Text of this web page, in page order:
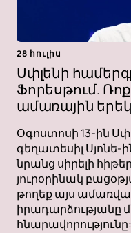
28 հուլիս
Սփլենի
Ֆորեսթում.
ամառային
Օգոստոսի 13-ին
գեղատեսիլ Սյոնե-
նրանց սիրելի
յուրօրինակ
թողեք այս
իրադարձությանը
հնարավորությունը: